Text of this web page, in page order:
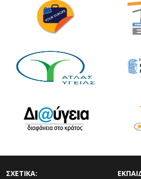
ΣΧΕΤΙΚΑ: